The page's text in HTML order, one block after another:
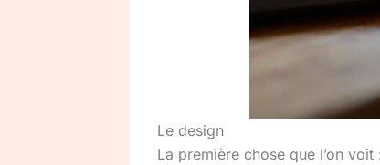
Le design
La première chose que l’on